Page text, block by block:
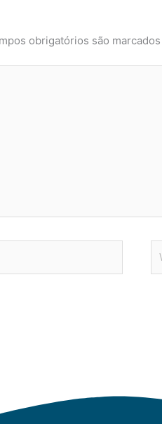
obrigatórios são